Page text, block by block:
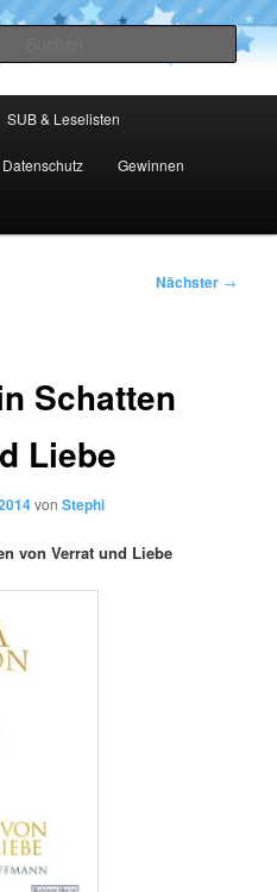
SUB & Leselisten
Datenschutz Gewinnen
Nächster →
Schatten
Liebe
vonStephi
von Verrat und Liebe